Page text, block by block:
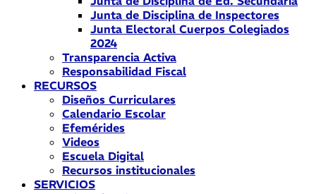
Junta de Disciplina de Inspectores
Junta Electoral Cuerpos Colegiados
2024
Transparencia Activa
Responsabilidad Fiscal
RECURSOS
Diseños Curriculares
Calendario Escolar
Efemérides
Videos
Escuela Digital
Recursos institucionales
SERVICIOS